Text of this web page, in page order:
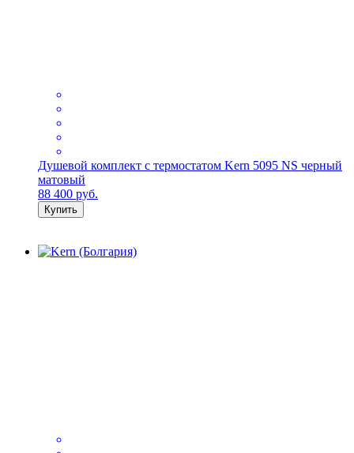
Душевой комплект с термостатом Kern 5095 NS черный
матовый
88 400 руб.
Купить